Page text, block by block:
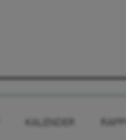
KALENDER